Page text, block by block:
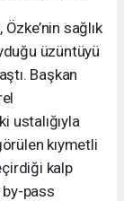
sağlık
üzüntüyü
Başkan
ustalığıyla
kıymetli
kalp
by-pass